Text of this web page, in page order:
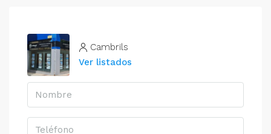
Cambrils
Ver listados